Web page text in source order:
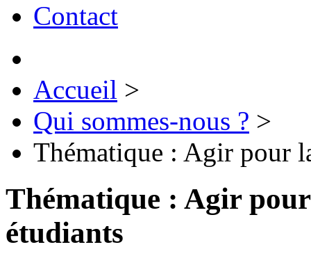
Contact
Accueil >
Qui sommes-nous ? >
Thématique : Agir pour
Thématique : Agir
étudiants